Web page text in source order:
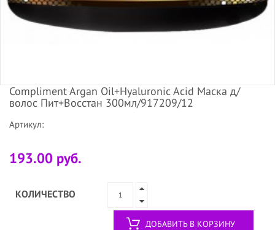
Compliment Argan Oil+Hyaluronic Acid Маска д/
волос Пит+Восстан 300мл/917209/12
Артикул:
193.00 руб.
КОЛИЧЕСТВО
ДОБАВИТЬ В КОРЗИНУ